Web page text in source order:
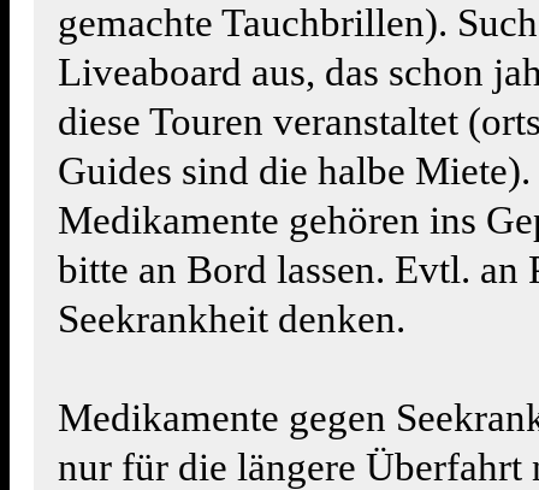
gemachte Tauchbrillen).
Liveaboard aus, das schon
diese Touren veranstaltet
Guides sind die halbe Miete).
Medikamente gehören ins
bitte an Bord lassen. Evtl. an
Seekrankheit denken.
Medikamente gegen
nur für die längere Überfahrt